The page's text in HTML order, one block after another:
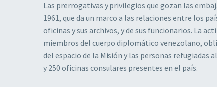
Las prerrogativas y privilegios que gozan las
1961, que da un marco a las relaciones entre los
oficinas y sus archivos, y de sus funcionarios. La
miembros del cuerpo diplomático venezolano,
del espacio de la Misión y las personas refugiadas
y 250 oficinas consulares presentes en el país.